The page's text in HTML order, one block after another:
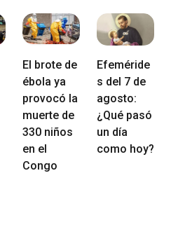
El brote de
ébola ya
provocó la
muerte de
330 niños
en el
Congo
Efeméride
s del 7 de
agosto:
¿Qué pasó
un día
como hoy?